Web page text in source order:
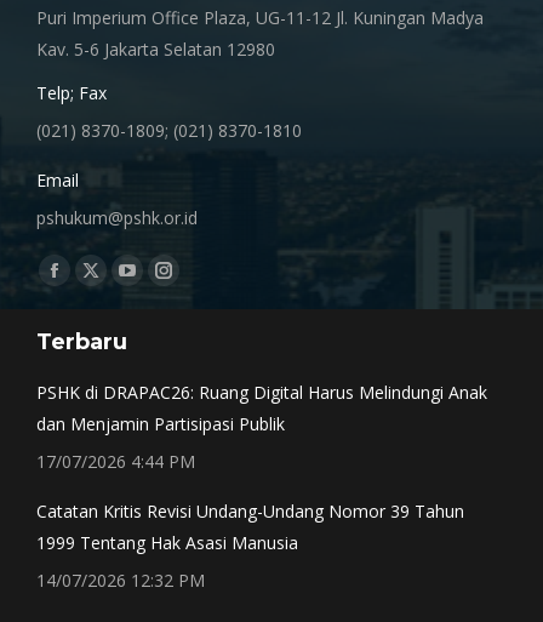
Puri Imperium Office Plaza, UG-11-12 Jl. Kuningan Madya
Kav. 5-6 Jakarta Selatan 12980
Telp; Fax
(021) 8370-1809; (021) 8370-1810
Email
pshukum@pshk.or.id
Find us on:
Facebook
opens
window
X
opens
window
YouTube
opens
Instagram
window
Terbaru
PSHK di DRAPAC26: Ruang Digital Harus Melindungi Anak
dan Menjamin Partisipasi Publik
17/07/2026 4:44 PM
Catatan Kritis Revisi Undang-Undang Nomor 39 Tahun
1999 Tentang Hak Asasi Manusia
14/07/2026 12:32 PM